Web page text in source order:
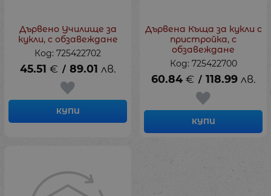
Дървено Училище за
кукли, с обзавеждане
Код: 725422702
45.51 € / 89.01 лв.
КУПИ
Дървена Къща за кукли с
пристройка, с
обзавеждане
Код: 725422700
60.84 € / 118.99 лв.
КУПИ